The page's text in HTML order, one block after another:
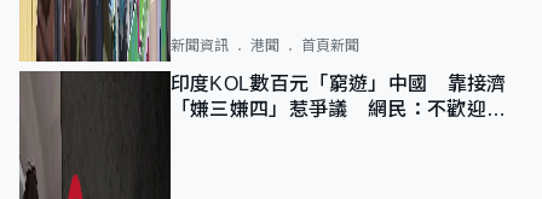
新聞資訊 港聞 首頁新聞
印度KOL數百元「窮遊」中國 靠接濟
「嫌三嫌四」惹爭議 網民：不歡迎劣